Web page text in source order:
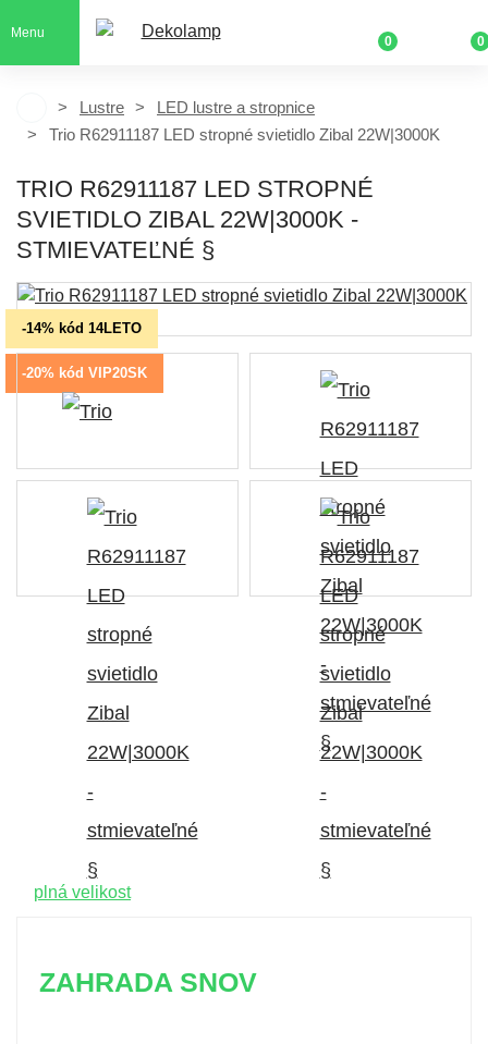
Menu
0 0
Lustre
LED lustre a stropnice
Trio R62911187 LED stropné svietidlo Zibal 22W|3000K
TRIO R62911187 LED STROPNÉ
SVIETIDLO ZIBAL 22W|3000K -
STMIEVATEĽNÉ §
-14% kód 14LETO
-20% kód VIP20SK
plná velikost
ZAHRADA SNOV